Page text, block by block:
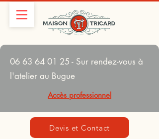
06 63 64 01 25 - Sur rendez-vous à
l'atelier au Bugue
Accès professionnel
Devis et Contact